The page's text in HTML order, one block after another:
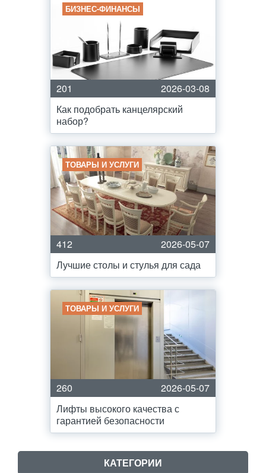
БИЗНЕС-ФИНАНСЫ
201
2026-03-08
Как подобрать канцелярский
набор?
ТОВАРЫ И УСЛУГИ
412
2026-05-07
Лучшие столы и стулья для сада
ТОВАРЫ И УСЛУГИ
260
2026-05-07
Лифты высокого качества с
гарантией безопасности
КАТЕГОРИИ